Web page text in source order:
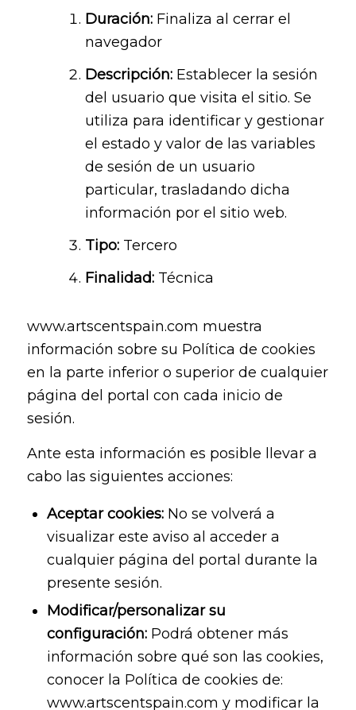
Duración:Finaliza al cerrar el
navegador
Descripción:Establecer la sesión
del usuario que visita el sitio. Se
utiliza para identificar y gestionar
el estado y valor de las variables
de sesión de un usuario
particular, trasladando dicha
información por el sitio web.
Tipo:Tercero
Finalidad:Técnica
www.artscentspain.com muestra
información sobre su Política de cookies
en la parte inferior o superior de cualquier
página del portal con cada inicio de
sesión.
Ante esta información es posible llevar a
cabo las siguientes acciones:
Aceptar cookies:No se volverá a
visualizar este aviso al acceder a
cualquier página del portal durante la
presente sesión.
Modificar/personalizar su
configuración:Podrá obtener más
información sobre qué son las cookies,
conocer la Política de cookies de:
www.artscentspain.com y modificar la